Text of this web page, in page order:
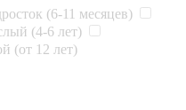
(6-11 месяцев)
(4-6 лет)
(от 12 лет)